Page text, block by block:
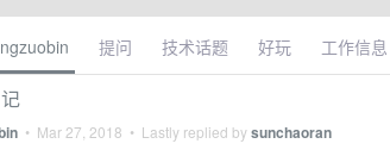
提问 技术话题 好玩 工作信息
• Mar 27, 2018 • Lastly replied bysunchaoran